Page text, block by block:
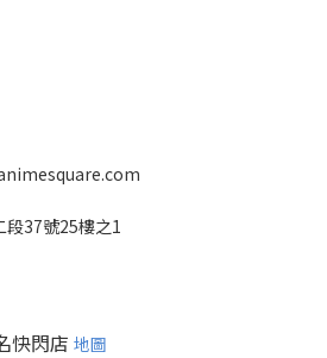
段37號25樓之1
快閃店 地圖